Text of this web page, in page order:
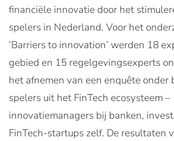
financiële innovatie door het
spelers in Nederland. Voor het
‘Barriers to innovation’ werden 18
gebied en 15 regelgevingsexperts
het afnemen van een enquête onder
spelers uit het FinTech ecosysteem –
innovatiemanagers bij banken,
FinTech-startups zelf. De resultaten